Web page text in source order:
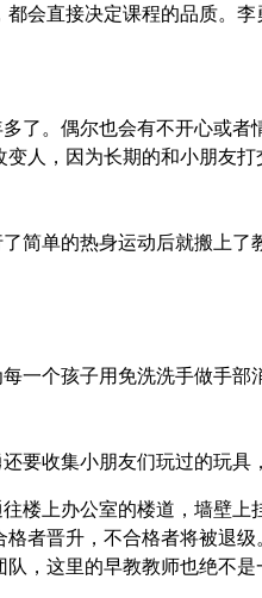
会直接决定课程的品质。
了。偶尔也会有不开心或
人，因为长期的和小朋友
简单的热身运动后就搬上
一个孩子用免洗洗手做手部
要收集小朋友们玩过的玩具
楼上办公室的楼道，墙壁
者晋升，不合格者将被退
，这里的早教教师也绝不是